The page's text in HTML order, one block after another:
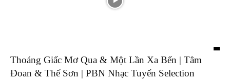
Thoáng Giấc Mơ Qua & Một Lần Xa Bến | Tâm
Đoan & Thế Sơn | PBN Nhạc Tuyển Selection